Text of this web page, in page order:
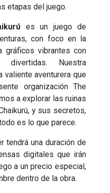
etapas del juego.
es un juego de
con foco en la
gráficos vibrantes con
Nuestra
valiente aventurera que
organización The
a explorar las ruinas
y sus secretos,
es lo que parece.
tendrá una duración de
digitales que irán
a un precio especial,
dentro de la obra.